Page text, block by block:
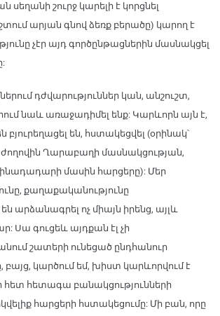
շուրջ կարելի է կորցնել
արյան գնով ձեռք բերածը) կարող է
չէր այդ գործընթացներին մասնակցել
դժվարություններ կան, անշուշտ,
նաև առաջադիմել ենք: Կարևորն այն է,
բյուրեղացել են, հստակեցվել (օրինակ՝
Ղարաբաղի մասնակցության,
մասին հարցերը): Մեր
քաղաքականությունը
են արձանագրել ոչ միայն իրենց, այլև
Սա գուցեև այդքան էլ չի
շատերի ունեցած ընդհանուր
բայց, կարծում եմ, խիստ կարևորվում է
հետ հետագա բանակցությունների
հարցերի հստակեցումը: Մի բան, որը